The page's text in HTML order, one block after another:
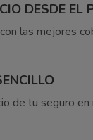
DESDE EL
las mejores
de tu seguro